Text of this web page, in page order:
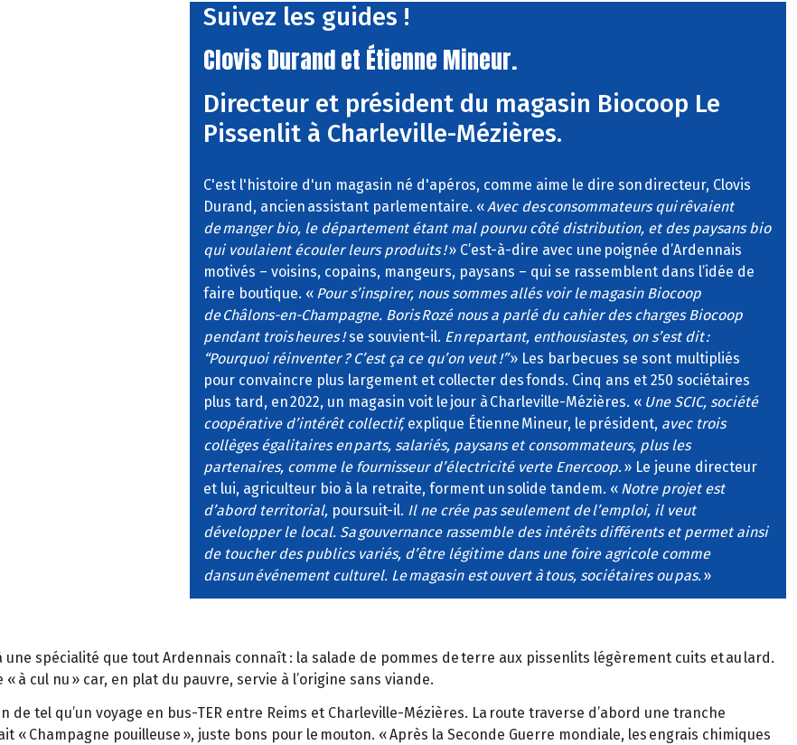
Suivez les guides !
Clovis Durand et Étienne Mineur.
Directeur et président du magasin Biocoop Le
Pissenlit à Charleville-Mézières.
C'est l'histoire d'un magasin né d'apéros, comme aime le dire son directeur, Clovis
Durand, ancien assistant parlementaire. « Avec des consommateurs qui rêvaient
de manger bio, le département étant mal pourvu côté distribution, et des paysans bio
qui voulaient écouler leurs produits !» C’est-à-dire avec une poignée d’Ardennais
motivés – voisins, copains, mangeurs, paysans – qui se rassemblent dans l’idée de
faire boutique. « Pour s’inspirer, nous sommes allés voir le magasin Biocoop
de Châlons-en-Champagne. Boris Rozé nous a parlé du cahier des charges Biocoop
pendant trois heures !se souvient-il. En repartant, enthousiastes, on s’est dit :
“Pourquoi réinventer ? C’est ça ce qu’on veut !”» Les barbecues se sont multipliés
pour convaincre plus largement et collecter des fonds. Cinq ans et 250 sociétaires
plus tard, en 2022, un magasin voit le jour à Charleville-Mézières. « Une SCIC, société
coopérative d’intérêt collectif,explique Étienne Mineur, le président, avec trois
collèges égalitaires en parts, salariés, paysans et consommateurs, plus les
partenaires, comme le fournisseur d’électricité verte Enercoop.» Le jeune directeur
et lui, agriculteur bio à la retraite, forment un solide tandem. « Notre projet est
d’abord territorial, poursuit-il. Il ne crée pas seulement de l’emploi, il veut
développer le local. Sa gouvernance rassemble des intérêts différents et permet ainsi
de toucher des publics variés, d’être légitime dans une foire agricole comme
dans un événement culturel. Le magasin est ouvert à tous, sociétaires ou pas.»
spécialité que tout Ardennais connaît : la salade de pommes de terre aux pissenlits légèrement cuits et au lard.
à cul nu » car, en plat du pauvre, servie à l’origine sans viande.
tel qu’un voyage en bus-TER entre Reims et Charleville-Mézières. La route traverse d’abord une tranche
« Champagne pouilleuse », juste bons pour le mouton. « Après la Seconde Guerre mondiale, les engrais chimiques